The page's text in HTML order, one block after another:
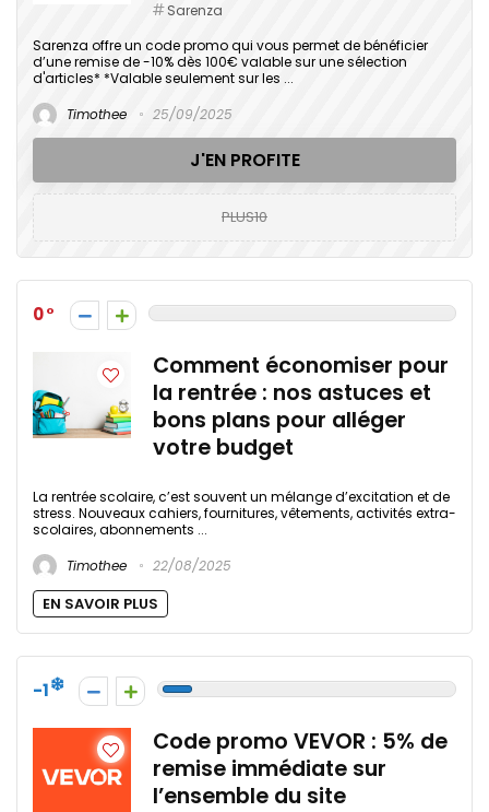
Sarenza
Sarenza offre un code promo qui vous permet de bénéficier
d’une remise de -10% dès 100€ valable sur une sélection
d'articles* *Valable seulement sur les ...
Timothee
25/09/2025
J'EN PROFITE
PLUS10
0
Comment économiser pour
la rentrée : nos astuces et
bons plans pour alléger
votre budget
La rentrée scolaire, c’est souvent un mélange d’excitation et de
stress. Nouveaux cahiers, fournitures, vêtements, activités extra-
scolaires, abonnements ...
Timothee
22/08/2025
EN SAVOIR PLUS
-1
Code promo VEVOR : 5% de
remise immédiate sur
l’ensemble du site